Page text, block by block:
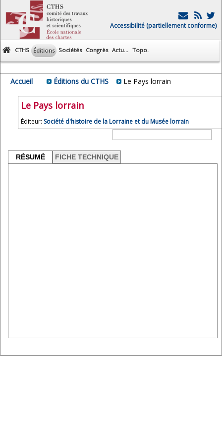
Accessibilité (partiellement conforme)
CTHS Éditions Sociétés Congrès Actu... Topo.
Accueil Éditions du CTHS Le Pays lorrain
Le Pays lorrain
Éditeur: Société d'histoire de la Lorraine et du Musée lorrain
RÉSUMÉ FICHE TECHNIQUE